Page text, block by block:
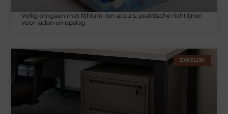
Veilig omgaan met lithium-ion accu's: praktische richtlijnen
voor laden en opslag
ZAKELIJK